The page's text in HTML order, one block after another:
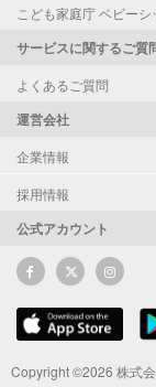
こども家庭庁 ベビー
サービスに関するご質
よくあるご質問
運営会社
企業情報
採用情報
公式アカウント
Copyright ©2026 株式